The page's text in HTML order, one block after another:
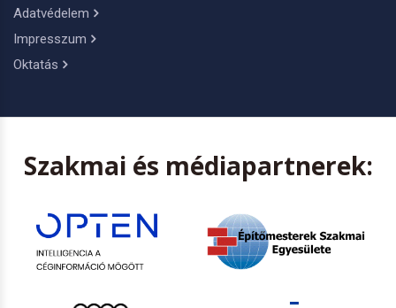
Adatvédelem
Impresszum
Oktatás
Szakmai és médiapartnerek: